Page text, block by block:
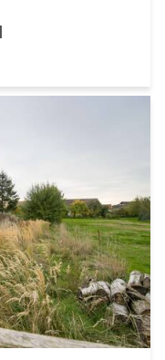
immo.de
immo.de